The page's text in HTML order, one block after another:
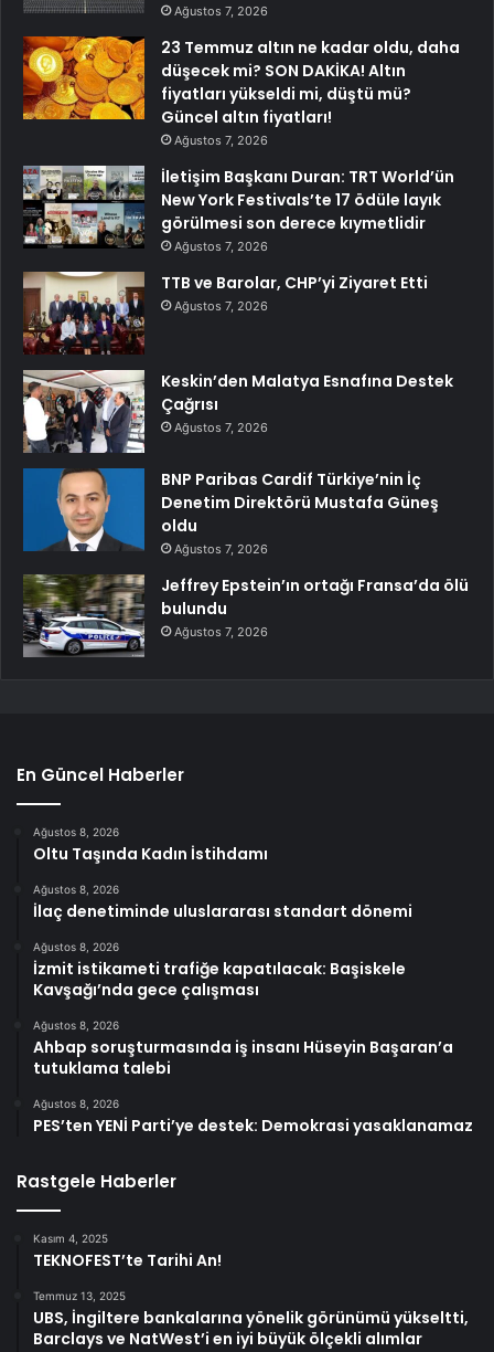
Ağustos 7, 2026
23 Temmuz altın ne kadar oldu, daha
düşecek mi? SON DAKİKA! Altın
fiyatları yükseldi mi, düştü mü?
Güncel altın fiyatları!
Ağustos 7, 2026
İletişim Başkanı Duran: TRT World’ün
New York Festivals’te 17 ödüle layık
görülmesi son derece kıymetlidir
Ağustos 7, 2026
TTB ve Barolar, CHP’yi Ziyaret Etti
Ağustos 7, 2026
Keskin’den Malatya Esnafına Destek
Çağrısı
Ağustos 7, 2026
BNP Paribas Cardif Türkiye’nin İç
Denetim Direktörü Mustafa Güneş
oldu
Ağustos 7, 2026
Jeffrey Epstein’ın ortağı Fransa’da ölü
bulundu
Ağustos 7, 2026
En Güncel Haberler
Ağustos 8, 2026
Oltu Taşında Kadın İstihdamı
Ağustos 8, 2026
İlaç denetiminde uluslararası standart dönemi
Ağustos 8, 2026
İzmit istikameti trafiğe kapatılacak: Başiskele
Kavşağı’nda gece çalışması
Ağustos 8, 2026
Ahbap soruşturmasında iş insanı Hüseyin Başaran’a
tutuklama talebi
Ağustos 8, 2026
PES’ten YENİ Parti’ye destek: Demokrasi yasaklanamaz
Rastgele Haberler
Kasım 4, 2025
TEKNOFEST’te Tarihi An!
Temmuz 13, 2025
UBS, İngiltere bankalarına yönelik görünümü yükseltti,
Barclays ve NatWest’i en iyi büyük ölçekli alımlar